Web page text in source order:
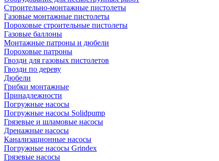
Строительно-монтажные пистолеты
Газовые монтажные пистолеты
Пороховые строительные пистолеты
Газовые баллоны
Монтажные патроны и дюбели
Пороховые патроны
Гвозди для газовых пистолетов
Гвозди по дереву
Дюбели
Грибки монтажные
Принадлежности
Погружные насосы
Погружные насосы Solidpump
Грязевые и шламовые насосы
Дренажные насосы
Канализационные насосы
Погружные насосы Grindex
Грязевые насосы